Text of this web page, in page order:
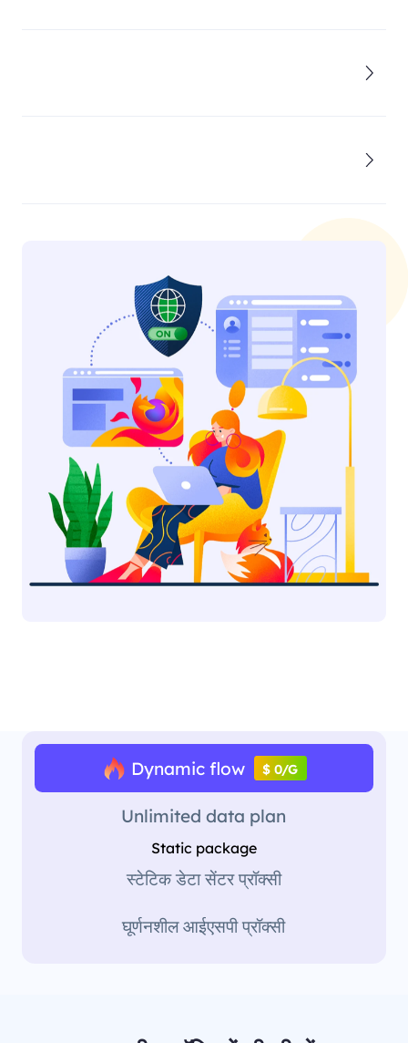
Dynamic flow $ 0/G
Unlimited data plan
Static package
स्टेटिक डेटा सेंटर प्रॉक्सी
घूर्णनशील आईएसपी प्रॉक्सी